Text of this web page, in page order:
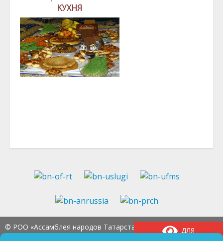
ДЛЯ
© РОО «Ассамблея народов Татарстана» Тел.:8